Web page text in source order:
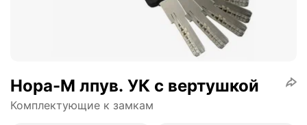
Нора-М лпув. УК с вертушкой
Комплектующие к замкам